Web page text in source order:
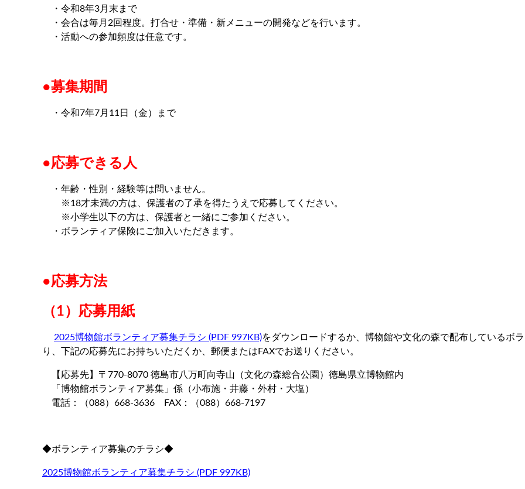
・令和8年3月末まで
・会合は毎月2回程度。打合せ・準備・新メニューの開発などを行います。
・活動への参加頻度は任意です。
●募集期間
・令和7年7月11日（金）まで
●応募できる人
・年齢・性別・経験等は問いません。
※18才未満の方は、保護者の了承を得たうえで応募してください。
※小学生以下の方は、保護者と一緒にご参加ください。
・ボランティア保険にご加入いただきます。
●応募方法
（1）応募用紙
2025博物館ボランティア募集チラシ (PDF 997KB)をダウンロードするか、博物館や文化の森で配布しているボ
り、下記の応募先にお持ちいただくか、郵便またはFAXでお送りください。
【応募先】〒770-8070 徳島市八万町向寺山（文化の森総合公園）徳島県立博物館内
「博物館ボランティア募集」係（小布施・井藤・外村・大塩）
電話：（088）668-3636 FAX：（088）668-7197
◆ボランティア募集のチラシ◆
2025博物館ボランティア募集チラシ (PDF 997KB)